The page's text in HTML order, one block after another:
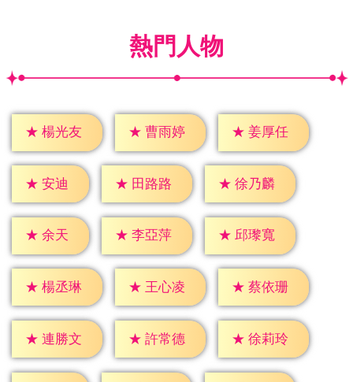
熱門人物
★ 楊光友 ★ 曹雨婷 ★ 姜厚任
★ 安迪 ★ 田路路 ★ 徐乃麟
★ 余天 ★ 李亞萍 ★ 邱瓈寬
★ 楊丞琳 ★ 王心凌 ★ 蔡依珊
★ 連勝文 ★ 許常德 ★ 徐莉玲